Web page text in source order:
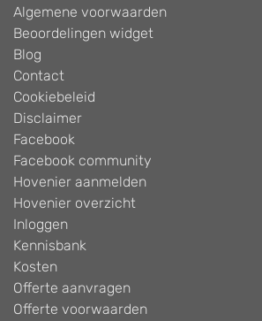
Algemene voorwaarden
Beoordelingen widget
Blog
Contact
Cookiebeleid
Disclaimer
Facebook
Facebook community
Hovenier aanmelden
Hovenier overzicht
Inloggen
Kennisbank
Kosten
Offerte aanvragen
Offerte voorwaarden